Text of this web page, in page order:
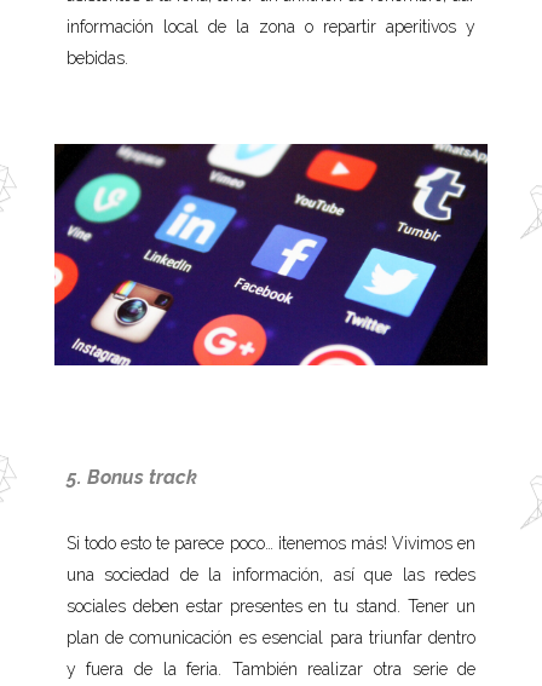
información local de la zona o repartir aperitivos y
bebidas.
5. Bonus track
Si todo esto te parece poco… ¡tenemos más! Vivimos en
una sociedad de la información, así que las redes
sociales deben estar presentes en tu stand. Tener un
plan de comunicación es esencial para triunfar dentro
y fuera de la feria. También realizar otra serie de